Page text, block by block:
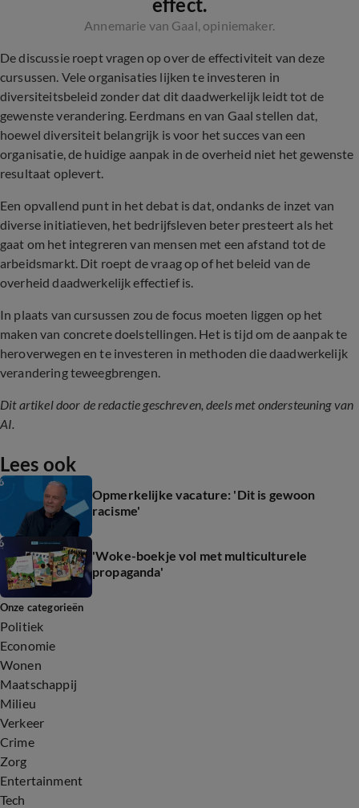
Annemarie van Gaal, opiniemaker.
De discussie roept vragen op over de effectiviteit van deze
cursussen. Vele organisaties lijken te investeren in
diversiteitsbeleid zonder dat dit daadwerkelijk leidt tot de
gewenste verandering. Eerdmans en van Gaal stellen dat,
hoewel diversiteit belangrijk is voor het succes van een
organisatie, de huidige aanpak in de overheid niet het gewenste
resultaat oplevert.
Een opvallend punt in het debat is dat, ondanks de inzet van
diverse initiatieven, het bedrijfsleven beter presteert als het
gaat om het integreren van mensen met een afstand tot de
arbeidsmarkt. Dit roept de vraag op of het beleid van de
overheid daadwerkelijk effectief is.
In plaats van cursussen zou de focus moeten liggen op het
maken van concrete doelstellingen. Het is tijd om de aanpak te
heroverwegen en te investeren in methoden die daadwerkelijk
verandering teweegbrengen.
Dit artikel door de redactie geschreven, deels met ondersteuning van
AI.
Lees ook
Opmerkelijke vacature: 'Dit is gewoon
racisme'
'Woke-boekje vol met multiculturele
propaganda'
Onze categorieën
Politiek
Economie
Wonen
Maatschappij
Milieu
Verkeer
Crime
Zorg
Entertainment
Tech